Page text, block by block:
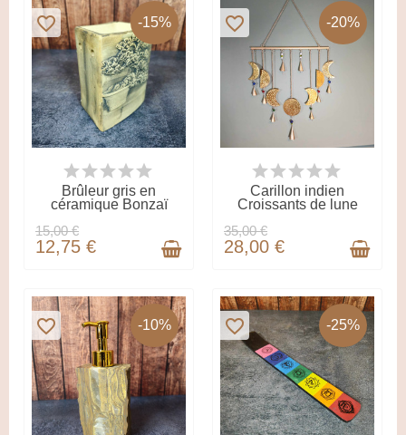
-15%
DERNIERS ARTICLES EN
STOCK
favorite_border
Brûleur gris en
céramique Bonzaï
15,00 €
12,75 €
-20%
EN STOCK
favorite_border
Carillon indien
Croissants de lune
35,00 €
28,00 €
-10%
favorite_border -25%
favorite_border